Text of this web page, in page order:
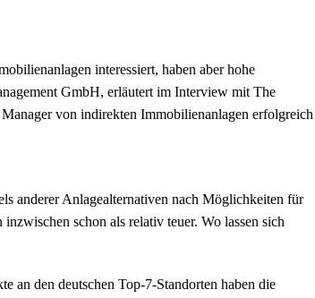
interessiert, haben aber hohe
GmbH, erläutert im Interview mit The
von indirekten Immobilienanlagen erfolgreich
anderer Anlagealternativen nach Möglichkeiten für
schon als relativ teuer. Wo lassen sich
an den deutschen Top-7-Standorten haben die